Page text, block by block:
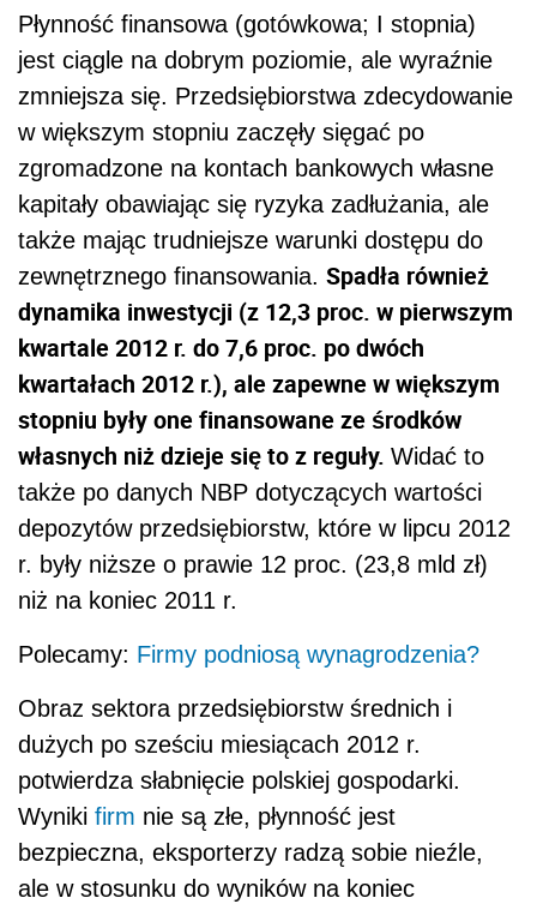
Płynność finansowa (gotówkowa; I stopnia)
jest ciągle na dobrym poziomie, ale wyraźnie
zmniejsza się. Przedsiębiorstwa zdecydowanie
w większym stopniu zaczęły sięgać po
zgromadzone na kontach bankowych własne
kapitały obawiając się ryzyka zadłużania, ale
także mając trudniejsze warunki dostępu do
zewnętrznego finansowania. Spadła również
dynamika inwestycji (z 12,3 proc. w pierwszym
kwartale 2012 r. do 7,6 proc. po dwóch
kwartałach 2012 r.), ale zapewne w większym
stopniu były one finansowane ze środków
własnych niż dzieje się to z reguły. Widać to
także po danych NBP dotyczących wartości
depozytów przedsiębiorstw, które w lipcu 2012
r. były niższe o prawie 12 proc. (23,8 mld zł)
niż na koniec 2011 r.
Polecamy: Firmy podniosą wynagrodzenia?
Obraz sektora przedsiębiorstw średnich i
dużych po sześciu miesiącach 2012 r.
potwierdza słabnięcie polskiej gospodarki.
Wyniki firm nie są złe, płynność jest
bezpieczna, eksporterzy radzą sobie nieźle,
ale w stosunku do wyników na koniec